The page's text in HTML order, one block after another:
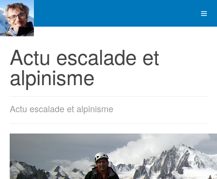
Actu escalade et
alpinisme
Actu escalade et alpinisme